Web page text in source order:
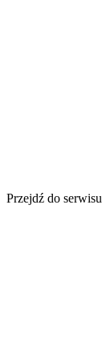
Przejdź do serwisu